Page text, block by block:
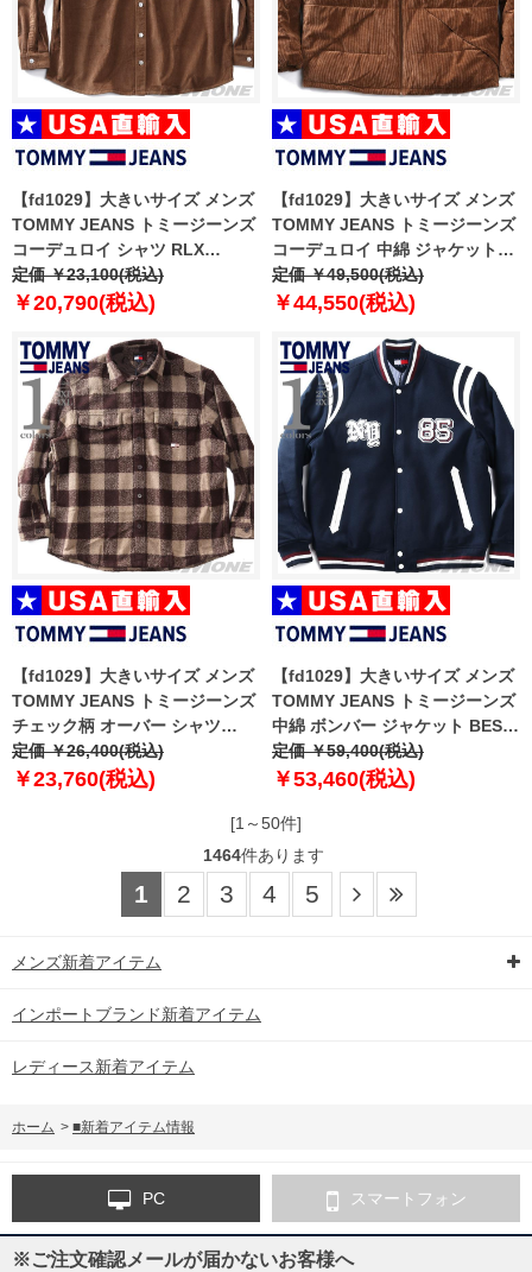
【fd1029】大きいサイズ メンズ
TOMMY JEANS トミージーンズ
コーデュロイ シャツ RLX
WASHED CORD SHIRT USA直
輸入 dm0dm22016
定価 ￥23,100(税込)
￥20,790(税込)
【fd1029】大きいサイズ メンズ
TOMMY JEANS トミージーンズ
コーデュロイ 中綿 ジャケット
VAIL CORD PUFFER USA直輸
入 dm0dm22031
定価 ￥49,500(税込)
￥44,550(税込)
【fd1029】大きいサイズ メンズ
TOMMY JEANS トミージーンズ
チェック柄 オーバー シャツ
CHECK OVERSHIRT USA直輸入
dm0dm22013
定価 ￥26,400(税込)
￥23,760(税込)
【fd1029】大きいサイズ メンズ
TOMMY JEANS トミージーンズ
中綿 ボンバー ジャケット BEST
VARSITY JACKET USA直輸入
dm0dm22043
定価 ￥59,400(税込)
￥53,460(税込)
[1～50件]
1464件あります
1 2 3 4 5
メンズ新着アイテム
インポートブランド新着アイテム
レディース新着アイテム
ホーム > ■新着アイテム情報
PC スマートフォン
※ご注文確認メールが届かないお客様へ